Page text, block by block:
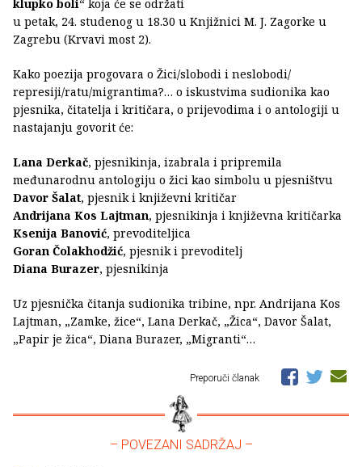
klupko boli“ koja će se održati
u petak, 24. studenog u 18.30 u Knjižnici M. J. Zagorke u
Zagrebu (Krvavi most 2).
Kako poezija progovara o Žici/slobodi i neslobodi/
represiji/ratu/migrantima?… o iskustvima sudionika kao
pjesnika, čitatelja i kritičara, o prijevodima i o antologiji u
nastajanju govorit će:
Lana Derkač, pjesnikinja, izabrala i pripremila
međunarodnu antologiju o žici kao simbolu u pjesništvu
Davor Šalat, pjesnik i književni kritičar
Andrijana Kos Lajtman, pjesnikinja i književna kritičarka
Ksenija Banović, prevoditeljica
Goran Čolakhodžić, pjesnik i prevoditelj
Diana Burazer, pjesnikinja
Uz pjesnička čitanja sudionika tribine, npr. Andrijana Kos
Lajtman, „Zamke, žice“, Lana Derkač, „Žica“, Davor Šalat,
„Papir je žica“, Diana Burazer, „Migranti“…
Preporuči članak
– POVEZANI SADRŽAJ –